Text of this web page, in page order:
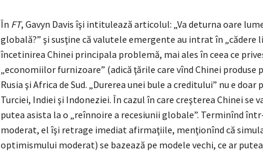
În FT, Gavyn Davis îşi intitulează articolul: „Va deturna oare
globală?” şi susţine că valutele emergente au intrat în „cădere
încetinirea Chinei principala problemă, mai ales în ceea ce
„economiilor furnizoare” (adică ţările care vînd Chinei
Rusia şi Africa de Sud. „Durerea unei bule a creditului” nu e doar
Turciei, Indiei şi Indoneziei. În cazul în care creşterea Chinei se
putea asista la o „reînnoire a recesiunii globale”. Terminînd
moderat, el îşi retrage imediat afirmaţiile, menţionînd că
optimismului moderat) se bazează pe modele vechi, ce ar